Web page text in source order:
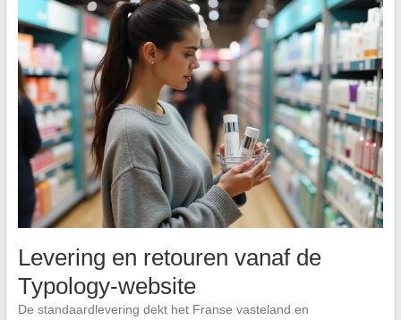
Levering en retouren vanaf de
Typology-website
De standaardlevering dekt het Franse vasteland en